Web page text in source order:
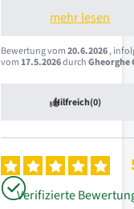
mehr lesen
Bewertung vom20.6.2026,
vom17.5.2026durchGheorghe
Hilfreich(0)
Verifizierte